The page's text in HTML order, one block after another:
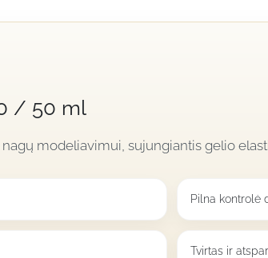
/ 50 ml
modeliavimui, sujungiantis gelio
Pilna kontrolė
Tvirtas ir